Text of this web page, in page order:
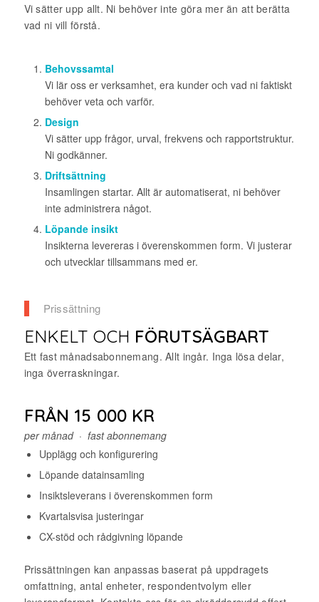
Vi sätter upp allt. Ni behöver inte göra mer än att berätta
vad ni vill förstå.
Behovssamtal
Vi lär oss er verksamhet, era kunder och vad ni faktiskt
behöver veta och varför.
Design
Vi sätter upp frågor, urval, frekvens och rapportstruktur.
Ni godkänner.
Driftsättning
Insamlingen startar. Allt är automatiserat, ni behöver
inte administrera något.
Löpande insikt
Insikterna levereras i överenskommen form. Vi justerar
och utvecklar tillsammans med er.
Prissättning
ENKELT OCH FÖRUTSÄGBART
Ett fast månadsabonnemang. Allt ingår. Inga lösa delar,
inga överraskningar.
FRÅN 15 000 KR
per månad · fast abonnemang
Upplägg och konfigurering
Löpande datainsamling
Insiktsleverans i överenskommen form
Kvartalsvisa justeringar
CX-stöd och rådgivning löpande
Prissättningen kan anpassas baserat på uppdragets
omfattning, antal enheter, respondentvolym eller